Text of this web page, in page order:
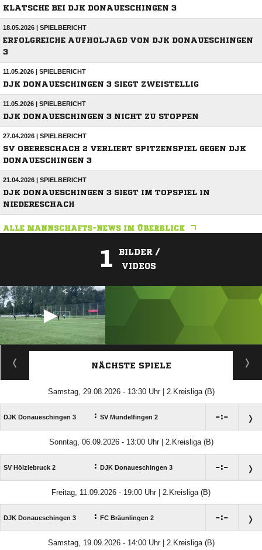
KLATSCHE BEI DJK DONAUESCHINGEN 3
18.05.2026 | SPIELBERICHT
ERFOLGREICHE AUFHOLJAGD VON DJK DONAUESCHINGEN
3
11.05.2026 | SPIELBERICHT
DJK DONAUESCHINGEN 3 SIEGT ZWEISTELLIG
11.05.2026 | SPIELBERICHT
DJK DONAUESCHINGEN 3 NICHT ZU STOPPEN
27.04.2026 | SPIELBERICHT
SV OBERESCHACH 2 VERLIERT SPITZENSPIEL GEGEN DJK
DONAUESCHINGEN 3
21.04.2026 | SPIELBERICHT
DJK DONAUESCHINGEN 3 SIEGT IM TOPSPIEL IN
NIEDERESCHACH
ALLE MANNSCHAFTS-NEWS IM ÜBERBLICK
1
BILDER /
VIDEOS
ANZEIGE
NÄCHSTE SPIELE
Samstag, 29.08.2026 - 13:30 Uhr | 2.Kreisliga (B)
DJK Donaueschingen 3 : SV Mundelfingen 2 :
Sonntag, 06.09.2026 - 13:00 Uhr | 2.Kreisliga (B)
SV Hölzlebruck 2 : DJK Donaueschingen 3 :
Freitag, 11.09.2026 - 19:00 Uhr | 2.Kreisliga (B)
DJK Donaueschingen 3 : FC Bräunlingen 2 :
Samstag, 19.09.2026 - 14:00 Uhr | 2.Kreisliga (B)